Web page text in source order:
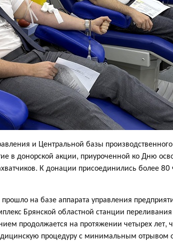
и Центральной базы
в донорской акции, приуроченной ко Дню
К донации присоединились более
на базе аппарата управления
Брянской областной станции
продолжается на протяжении четырех лет,
процедуру с минимальным отрывом